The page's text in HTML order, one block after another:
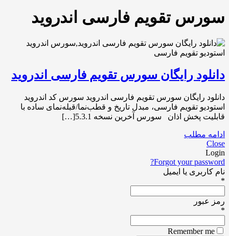
سورس تقویم فارسی اندروید
دانلود رایگان سورس تقویم فارسی اندروید
دانلود رایگان سورس تقویم فارسی اندروید سورس کد اندروید
استودیو تقویم فارسی، مبدل تاریخ و قطب‌نما/قبله‌نمای ساده با
قابلیت پخش اذان سورس آخرین نسخه 5.3.1[…]
ادامه مطلب
Close
Login
Forgot your password?
نام کاربری یا ایمیل
*
رمز عبور
*
Remember me